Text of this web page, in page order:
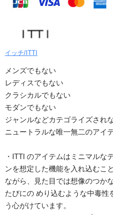
イッチ/ITTI
メンズでもない
レディスでもない
クラシカルでもない
モダンでもない
ジャンルなどカテゴライズされ
ニュートラルな唯一無二のアイ
・ITTI のアイテムはミニマルな
ンを想定した機能を入れ込むこ
ながら、見た目では想像のつか
たびにの めり込むような中毒性
う心がけています。